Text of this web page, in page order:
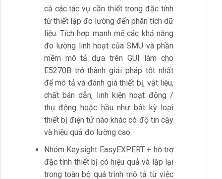
cả các tác vụ cần thiết trong đặc tính
từ thiết lập đo lường đến phân tích dữ
liệu. Tích hợp mạnh mẽ các khả năng
đo lường linh hoạt của SMU và phần
mềm mô tả dựa trên GUI làm cho
E5270B trở thành giải pháp tốt nhất
để mô tả và đánh giá thiết bị, vật liệu,
chất bán dẫn, linh kiện hoạt động /
thụ động hoặc hầu như bất kỳ loại
thiết bị điện tử nào khác có độ tin cậy
và hiệu quả đo lường cao.
Nhóm Keysight EasyEXPERT + hỗ trợ
đặc tính thiết bị có hiệu quả và lặp lại
trong toàn bộ quá trình mô tả từ việc